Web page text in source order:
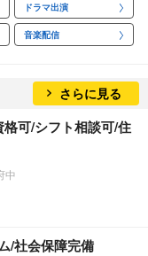
ドラマ出演
音楽配信
さらに見る
格可/シフト相談可/住
中
/社会保障完備